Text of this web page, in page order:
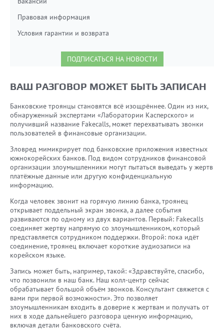
Правовая информация
Условия гарантии и возврата
ПОДПИСАТЬСЯ НА НОВОСТИ
ВАШ РАЗГОВОР МОЖЕТ БЫТЬ ЗАПИСАН
Банковские троянцы становятся всё изощрённее. Один из них,
обнаруженный экспертами «Лаборатории Касперского» и
получивший название Fakecalls, может перехватывать звонки
пользователей в финансовые организации.
Зловред мимикрирует под банковские приложения известных
южнокорейских банков. Под видом сотрудников финансовой
организации злоумышленники могут пытаться выведать у жертв
платёжные данные или другую конфиденциальную
информацию.
Когда человек звонит на горячую линию банка, троянец
открывает поддельный экран звонка, а далее события
развиваются по одному из двух вариантов. Первый: Fakecalls
соединяет жертву напрямую со злоумышленником, который
представляется сотрудником поддержки. Второй: пока идёт
соединение, троянец включает короткие аудиозаписи на
корейском языке.
Запись может быть, например, такой: «Здравствуйте, спасибо,
что позвонили в наш банк. Наш колл-центр сейчас
обрабатывает большой объём звонков. Консультант свяжется с
вами при первой возможности». Это позволяет
злоумышленникам входить в доверие к жертвам и получать от
них в ходе дальнейшего разговора ценную информацию,
включая детали банковского счёта.